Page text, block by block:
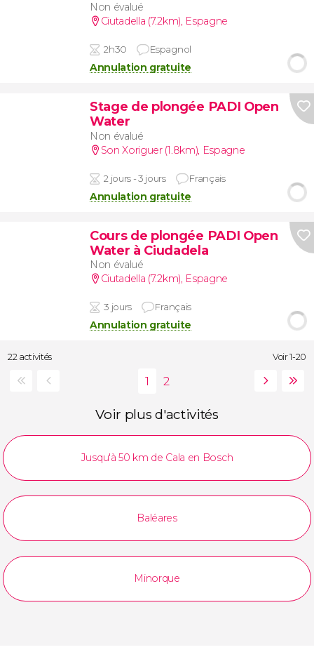
Non évalué
Ciutadella (7.2km), Espagne
2h30 Espagnol
Annulation gratuite
Stage de plongée PADI Open
Water
Non évalué
Son Xoriguer (1.8km), Espagne
2 jours - 3 jours Français
Annulation gratuite
Cours de plongée PADI Open
Water à Ciudadela
Non évalué
Ciutadella (7.2km), Espagne
3 jours Français
Annulation gratuite
22 activités Voir 1-20
Voir plus d'activités
Jusqu'à 50 km de Cala en Bosch
Baléares
Minorque